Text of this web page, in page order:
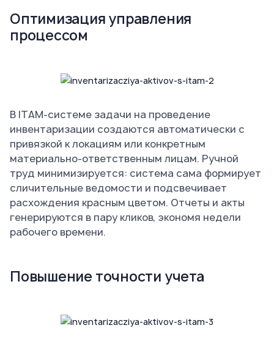
Оптимизация управления
процессом
В ITAM-системе задачи на проведение
инвентаризации создаются автоматически с
привязкой к локациям или конкретным
материально-ответственным лицам. Ручной
труд минимизируется: система сама формирует
сличительные ведомости и подсвечивает
расхождения красным цветом. Отчеты и акты
генерируются в пару кликов, экономя недели
рабочего времени.
Повышение точности учета